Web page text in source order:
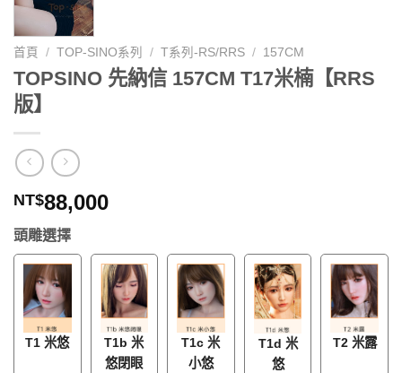
首頁 / TOP-SINO系列 / T系列-RS/RRS / 157CM
TOPSINO 先納信 157CM T17米楠【RRS
版】
NT$88,000
頭雕選擇
T1 米悠
T1b 米
悠閉眼
T1c 米
小悠
T1d 米
悠
T2 米露